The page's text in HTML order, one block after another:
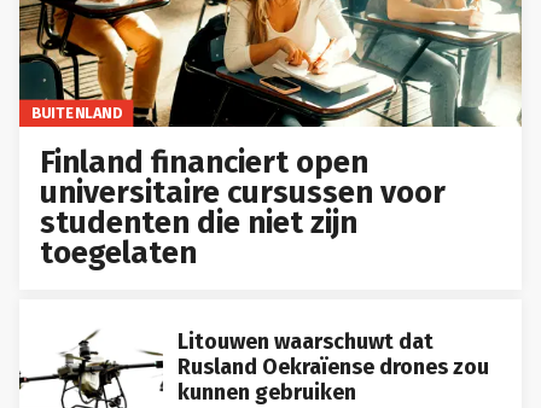
BUITENLAND
Finland financiert open
universitaire cursussen voor
studenten die niet zijn
toegelaten
Litouwen waarschuwt dat
Rusland Oekraïense drones zou
kunnen gebruiken